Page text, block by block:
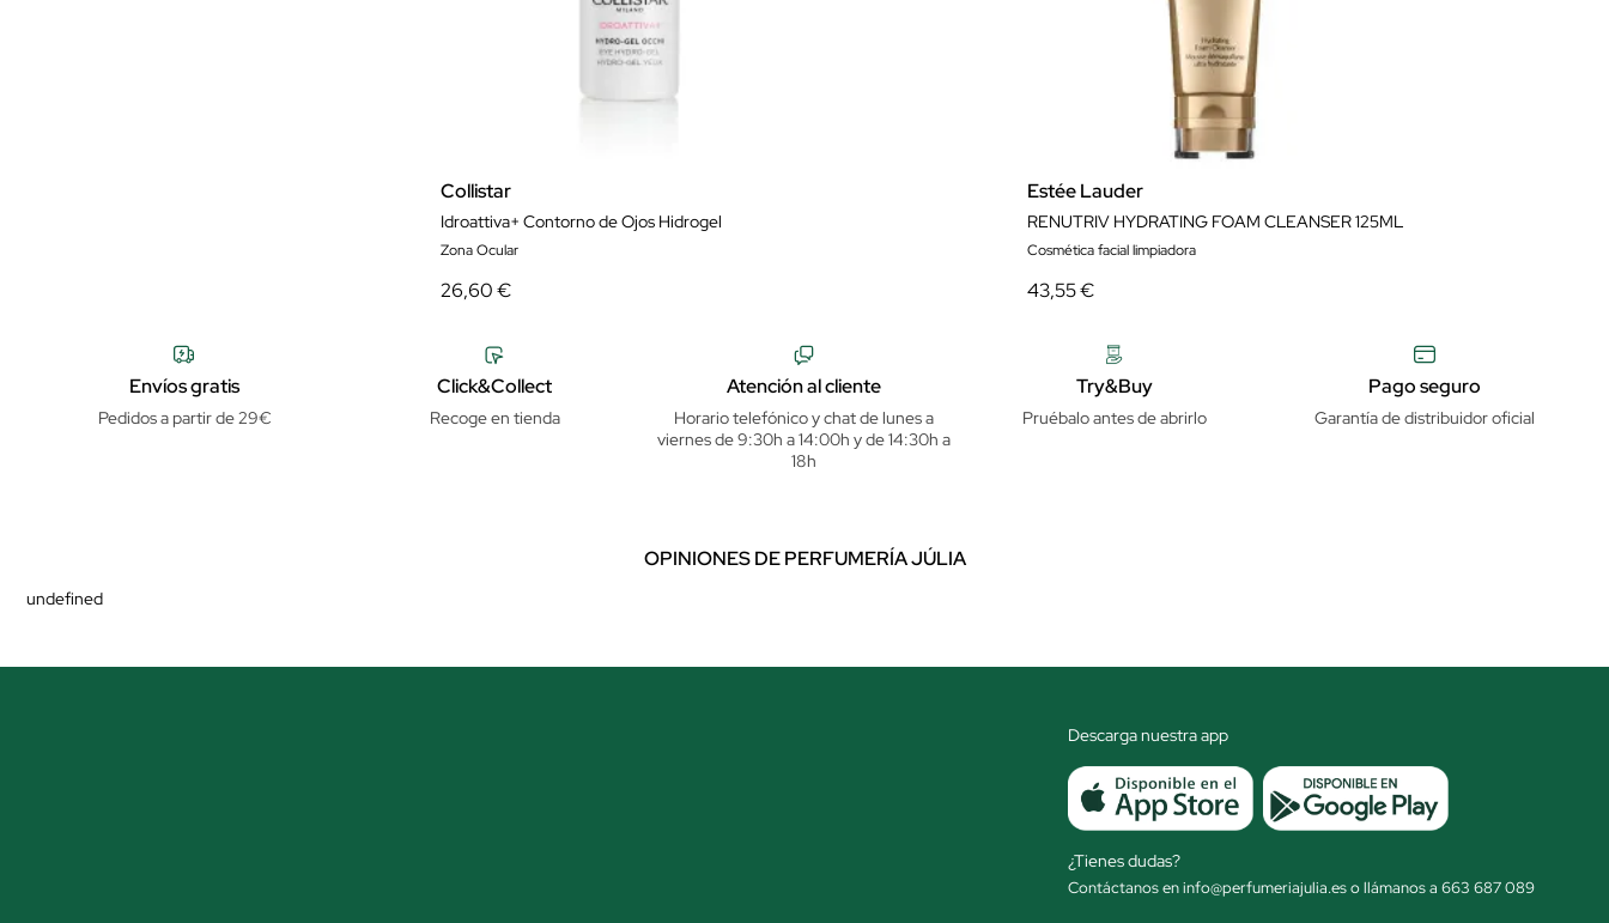
Collistar
Idroattiva+ Contorno de Ojos Hidrogel
Zona Ocular
26,60 €
Estée Lauder
RENUTRIV HYDRATING FOAM CLEANSER 125ML
Cosmética facial limpiadora
43,55 €
Envíos gratis
Pedidos a partir de 29€
Click&Collect
Recoge en tienda
Atención al cliente
Horario telefónico y chat de lunes a
viernes de 9:30h a 14:00h y de 14:30h a
18h
Try&Buy
Pruébalo antes de abrirlo
Pago seguro
Garantía de distribuidor oficial
OPINIONES DE PERFUMERÍA JÚLIA
undefined
Descarga nuestra app
¿Tienes dudas?
Contáctanos en info@perfumeriajulia.es o llámanos a 663 687 089